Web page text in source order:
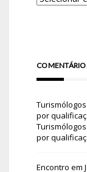
por
por
Encontro em